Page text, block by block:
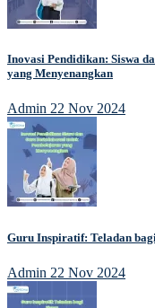
Inovasi Pendidikan: Siswa
yang Menyenangkan
Admin 22 Nov 2024
Guru Inspiratif: Teladan
Admin 22 Nov 2024